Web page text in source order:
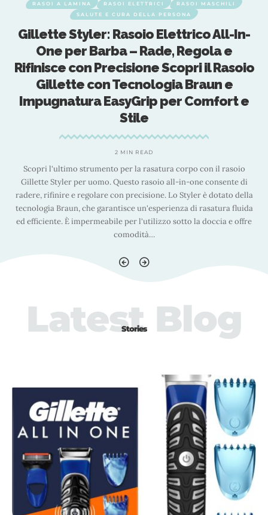
RASOI A LAMINA
RASOI ELETTRICI
RASOI MASCHILI
SALUTE E CURA DELLA PERSONA
Gillette Styler: Rasoio Elettrico All-In-
One per Barba – Rade, Regola e
Rifinisce con Precisione Scopri il Rasoio
Gillette con Tecnologia Braun e
Impugnatura EasyGrip per Comfort e
Stile
2 MIN READ
Scopri l'ultimo strumento per la rasatura corpo con il rasoio
Gillette Styler per uomo. Questo rasoio all-in-one consente di
radere, rifinire e regolare con precisione. Lo Styler è dotato della
tecnologia Braun, che garantisce un'esperienza di rasatura fluida
ed efficiente. È impermeabile per l'utilizzo sotto la doccia e offre
comodità…
Stories
Latest Blog